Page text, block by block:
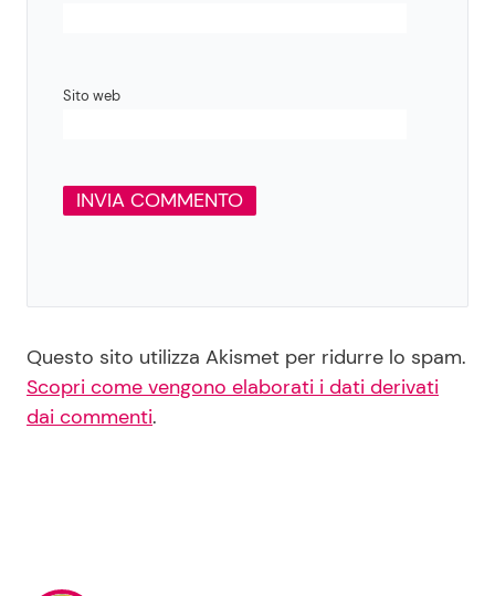
Sito web
Questo sito utilizza Akismet per ridurre lo spam.
Scopri come vengono elaborati i dati derivati
dai commenti.